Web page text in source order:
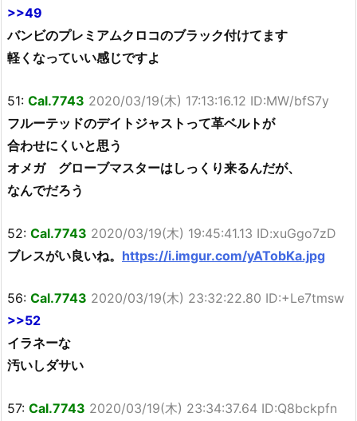
>>49
バンビのプレミアムクロコのブラック付けてます
軽くなっていい感じですよ
51: Cal.7743 2020/03/19(木) 17:13:16.12 ID:MW/bfS7y
フルーテッドのデイトジャストって革ベルトが
合わせにくいと思う
オメガ グローブマスターはしっくり来るんだが、
なんでだろう
52: Cal.7743 2020/03/19(木) 19:45:41.13 ID:xuGgo7zD
ブレスがい良いね。 https://i.imgur.com/yATobKa.jpg
56: Cal.7743 2020/03/19(木) 23:32:22.80 ID:+Le7tmsw
>>52
イラネーな
汚いしダサい
57: Cal.7743 2020/03/19(木) 23:34:37.64 ID:Q8bckpfn